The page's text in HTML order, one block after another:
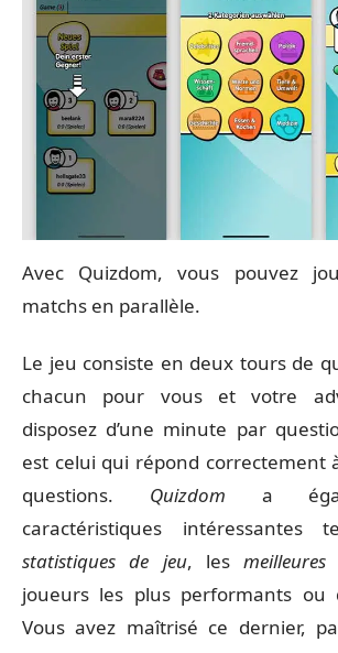
Avec Quizdom, vous pouvez
matchs en parallèle.
Le jeu consiste en deux tours de
chacun pour vous et votre
disposez d’une minute par
est celui qui répond correctement
questions. Quizdom a
caractéristiques intéressantes
statistiques de jeu, lesmeilleures
joueurs les plus performants ou
Vous avez maîtrisé ce dernier,